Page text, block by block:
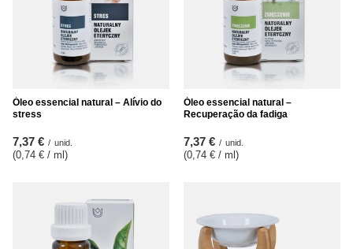
Óleo essencial natural – Alívio do
stress
7,37 € / unid.
(0,74 € / ml )
Óleo essencial natural –
Recuperação da fadiga
7,37 € / unid.
(0,74 € / ml )